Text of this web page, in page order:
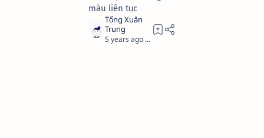
màu liên tục
5 years ago 4